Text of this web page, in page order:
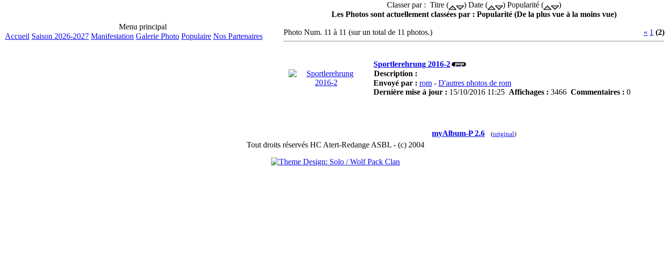
Menu principal
Accueil Saison 2026-2027 Manifestation Galerie Photo Populaire Nos Partenaires
Classer par : Titre ( ) Date ( ) Popularité (
)
Les Photos sont actuellement classées par : Popularité (De la plus vue à la moins vue)
Photo Num. 11 à 11 (sur un total de 11 photos.) « 1 (2)
Sportlerehrung 2016-2
Description :
Envoyé par : rom - D'autres photos de rom
Dernière mise à jour : 15/10/2016 11:25 Affichages : 3466 Commentaires : 0
myAlbum-P 2.6 (original)
Tout droits réservés HC Atert-Redange ASBL - (c) 2004